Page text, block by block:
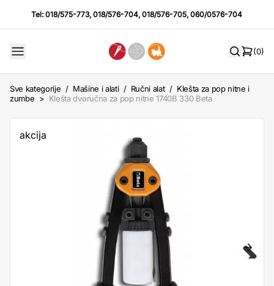
Tel:018/575-773,018/576-704,018/576-705,060/0576-704
(0)
Sve kategorije / Mašine i alati / Ručni alat / Klešta za pop nitne i
zumbe > Klešta dvoručna za pop nitne 1740B 330 Beta
akcija